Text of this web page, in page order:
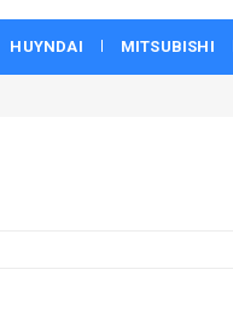
HUYNDAI MITSUBISHI